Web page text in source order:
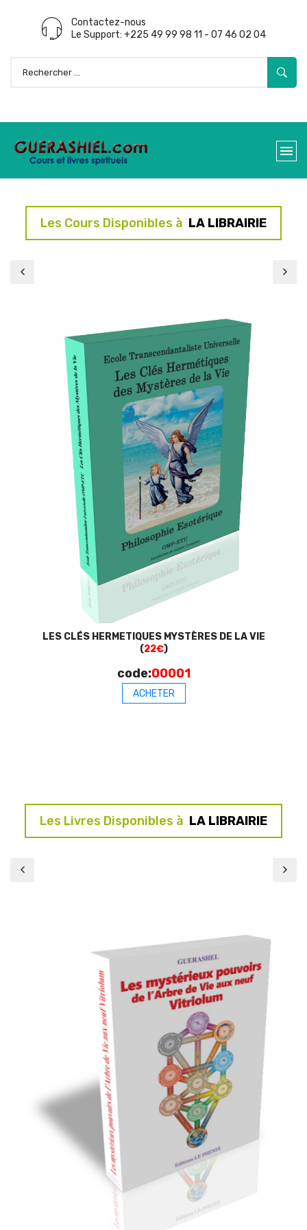
Contactez-nous
Le Support: +225 49 99 98 11 - 07 46 02 04
Les Cours Disponibles à LA LIBRAIRIE
LES CLÉS HERMETIQUES MYSTÈRES DE LA VIE
(22€)
code:00001
ACHETER
Les Livres Disponibles à LA LIBRAIRIE